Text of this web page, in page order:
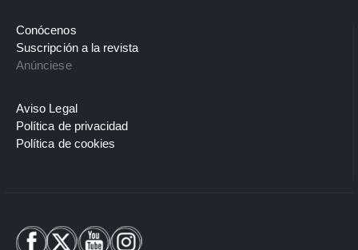
Conócenos
Suscripción a la revista
Anúnciese
Aviso Legal
Política de privacidad
Política de cookies